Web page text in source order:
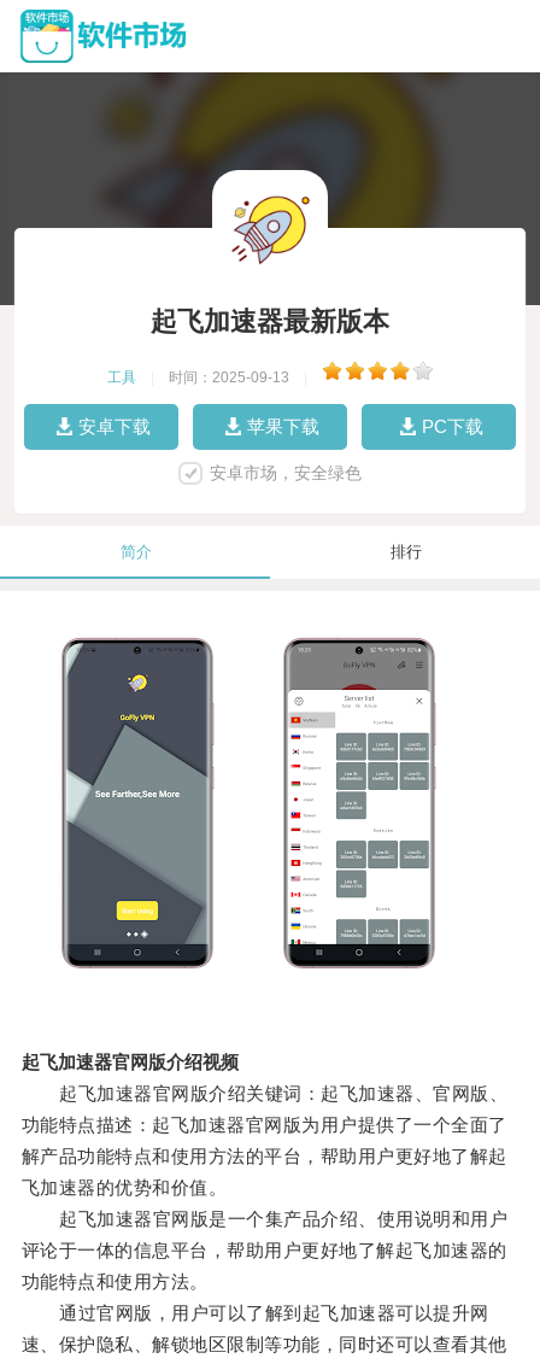
起飞加速器最新版本
工具 时间：2025-09-13
安卓下载 苹果下载 PC下载
安卓市场，安全绿色
简介 排行
起飞加速器官网版介绍视频
起飞加速器官网版介绍关键词：起飞加速器、官网版、
功能特点描述：起飞加速器官网版为用户提供了一个全面了
解产品功能特点和使用方法的平台，帮助用户更好地了解起
飞加速器的优势和价值。
起飞加速器官网版是一个集产品介绍、使用说明和用户
评论于一体的信息平台，帮助用户更好地了解起飞加速器的
功能特点和使用方法。
通过官网版，用户可以了解到起飞加速器可以提升网
速、保护隐私、解锁地区限制等功能，同时还可以查看其他